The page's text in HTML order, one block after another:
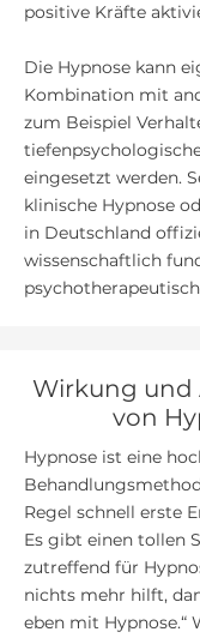
positive Kräfte
Die Hypnose kann
Kombination mit
zum Beispiel
eingesetzt werden.
klinische Hypnose
in Deutschland
wissenschaftlich
Wirkung
von
Hypnose ist eine
Regel schnell erste
Es gibt einen tollen
zutreffend für
nichts mehr hilft,
eben mit Hypnose.“